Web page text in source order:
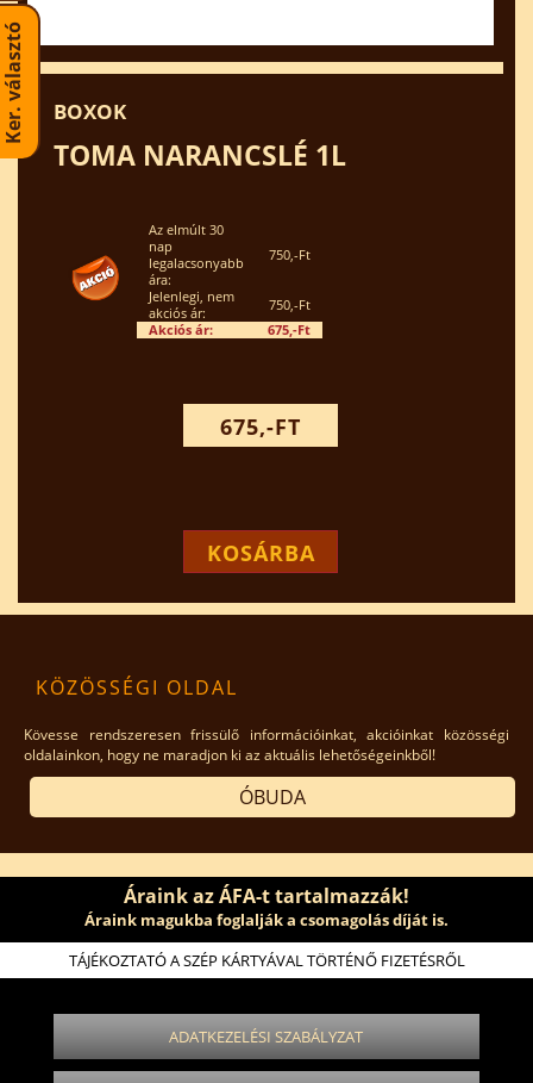
BOXOK
TOMA NARANCSLÉ 1L
Az elmúlt 30
nap
legalacsonyabb
ára:
750,-Ft
Jelenlegi, nem
akciós ár:
750,-Ft
Akciós ár:
675,-Ft
675,-FT
KOSÁRBA
KÖZÖSSÉGI OLDAL
Kövesse rendszeresen frissülő információinkat, akcióinkat közösségi
oldalainkon, hogy ne maradjon ki az aktuális lehetőségeinkből!
ÓBUDA
Áraink az ÁFA-t tartalmazzák!
Áraink magukba foglalják a csomagolás díját is.
TÁJÉKOZTATÓ A SZÉP KÁRTYÁVAL TÖRTÉNŐ FIZETÉSRŐL
ADATKEZELÉSI SZABÁLYZAT
Ker. választó